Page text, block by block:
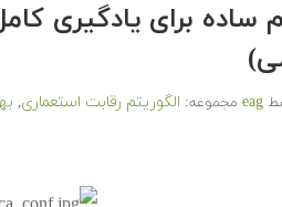
برای یادگیری
eag مجموعه: الگوریتم رقابت استعماری,